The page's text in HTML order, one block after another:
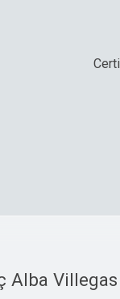
Alba Villegas